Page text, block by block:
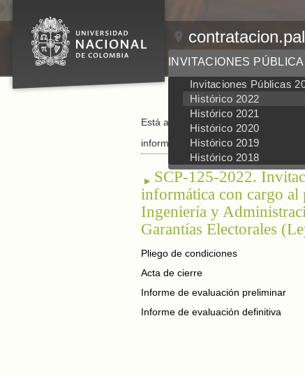
INVITACIONES
Invitaciones Públicas
Histórico 2022
Histórico 2021
Histórico 2020
Histórico 2019
Histórico 2018
Está aquí: Inicio / Invitaciones Públicas
informática (Cerrada)
SCP-125-2022.
informática con cargo al
Ingeniería y
Garantías Electorales
Pliego de condiciones
Acta de cierre
Informe de evaluación preliminar
Informe de evaluación definitiva